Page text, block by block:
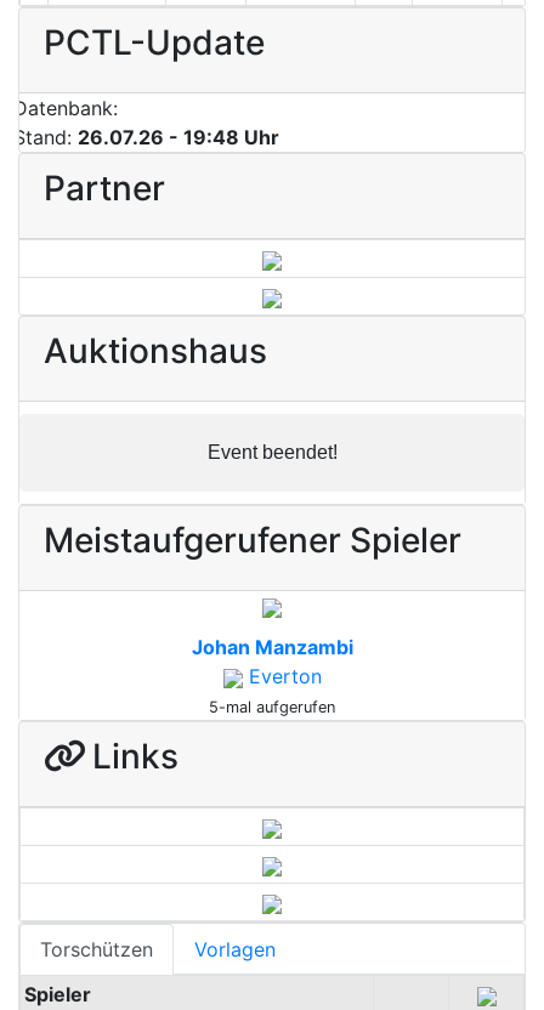
PCTL-Update
Datenbank:
Stand: 26.07.26 - 19:48 Uhr
Partner
Auktionshaus
Event beendet!
Meistaufgerufener Spieler
Johan Manzambi
Everton
5-mal aufgerufen
Links
Torschützen
Vorlagen
Spieler